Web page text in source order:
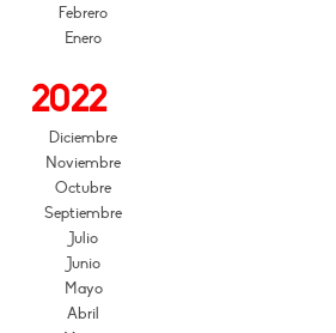
Febrero
Enero
2022
Diciembre
Noviembre
Octubre
Septiembre
Julio
Junio
Mayo
Abril